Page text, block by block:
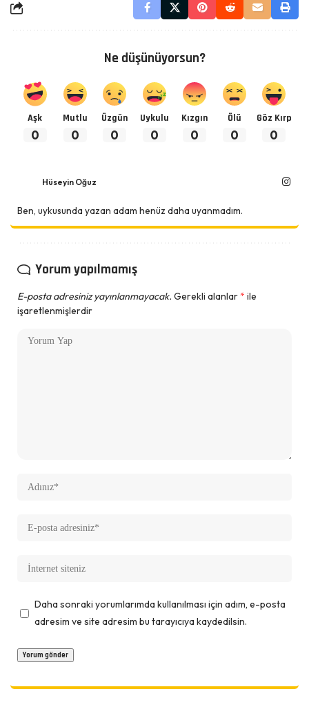
Ne düşünüyorsun?
Aşk
0
Mutlu
0
Üzgün
0
Uykulu
0
Kızgın
0
Ölü
0
Göz Kırp
0
Hüseyin Oğuz
Ben, uykusunda yazan adam henüz daha uyanmadım.
Yorum yapılmamış
E-posta adresiniz yayınlanmayacak. Gerekli alanlar* ile
işaretlenmişlerdir
Daha sonraki yorumlarımda kullanılması için adım, e-posta
adresim ve site adresim bu tarayıcıya kaydedilsin.